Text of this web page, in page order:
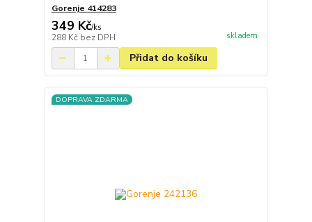
Gorenje 414283
349 Kč/ks
288 Kč bez DPH skladem
Přidat do košíku
DOPRAVA ZDARMA